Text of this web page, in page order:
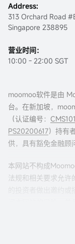
Address:
313 Orchard Road
Singapore 238895
营业时间：
10:00 - 22:00 SGT
moomoo软件是由
台。在新加坡，
（认证编号：
PS20200617）持有
供，具有豁免金融顾
本网站不构成
法规和相关要求允许
问本网站的风险，